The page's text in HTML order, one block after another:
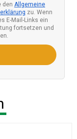
den Allgemeine
zu. Wenn
E-Mail-Links ein
fortsetzen und